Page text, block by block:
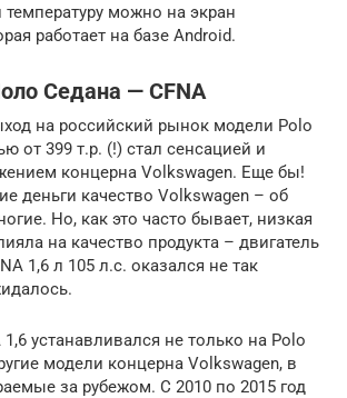
температуру можно на экран
работает на базе Android.
Седана — CFNA
на российский рынок модели Polo
от 399 т.р. (!) стал сенсацией и
концерна Volkswagen. Еще бы!
деньги качество Volkswagen – об
Но, как это часто бывает, низкая
на качество продукта – двигатель
1,6 л 105 л.с. оказался не так
1,6 устанавливался не только на Polo
модели концерна Volkswagen, в
за рубежом. С 2010 по 2015 год